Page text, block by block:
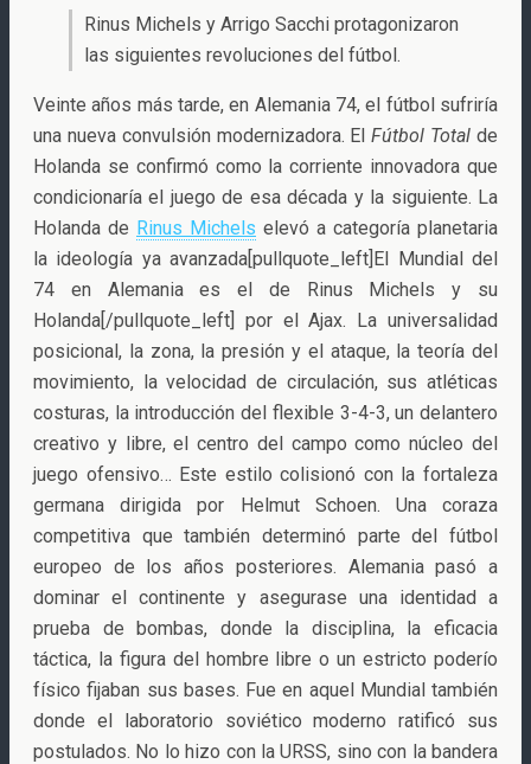
Rinus Michels y Arrigo Sacchi protagonizaron
las siguientes revoluciones del fútbol.
Veinte años más tarde, en Alemania 74, el fútbol sufriría
una nueva convulsión modernizadora. ElFútbol Total de
Holanda se confirmó como la corriente innovadora que
condicionaría el juego de esa década y la siguiente. La
Holanda de Rinus Michels elevó a categoría planetaria
la ideología ya avanzada[pullquote_left]El Mundial del
74 en Alemania es el de Rinus Michels y su
Holanda[/pullquote_left] por el Ajax. La universalidad
posicional, la zona, la presión y el ataque, la teoría del
movimiento, la velocidad de circulación, sus atléticas
costuras, la introducción del flexible 3-4-3, un delantero
creativo y libre, el centro del campo como núcleo del
juego ofensivo… Este estilo colisionó con la fortaleza
germana dirigida por Helmut Schoen. Una coraza
competitiva que también determinó parte del fútbol
europeo de los años posteriores. Alemania pasó a
dominar el continente y asegurase una identidad a
prueba de bombas, donde la disciplina, la eficacia
táctica, la figura del hombre libre o un estricto poderío
físico fijaban sus bases. Fue en aquel Mundial también
donde el laboratorio soviético moderno ratificó sus
postulados. No lo hizo con la URSS, sino con la bandera